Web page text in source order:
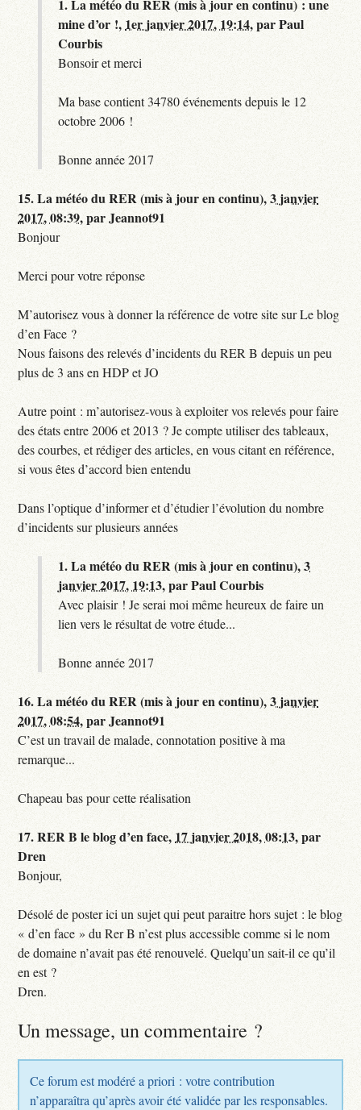
1.La météo du RER (mis à jour en continu) : une
mine d’or !, 1er janvier 2017, 19:14,parPaul
Courbis
Bonsoir et merci
Ma base contient 34780 événements depuis le 12
octobre 2006 !
Bonne année 2017
15.La météo du RER (mis à jour en continu),3 janvier
2017, 08:39,parJeannot91
Bonjour
Merci pour votre réponse
M’autorisez vous à donner la référence de votre site sur Le blog
d’en Face ?
Nous faisons des relevés d’incidents du RER B depuis un peu
plus de 3 ans en HDP et JO
Autre point : m’autorisez-vous à exploiter vos relevés pour faire
des états entre 2006 et 2013 ? Je compte utiliser des tableaux,
des courbes, et rédiger des articles, en vous citant en référence,
si vous êtes d’accord bien entendu
Dans l’optique d’informer et d’étudier l’évolution du nombre
d’incidents sur plusieurs années
1.La météo du RER (mis à jour en continu),3
janvier 2017, 19:13,parPaul Courbis
Avec plaisir ! Je serai moi même heureux de faire un
lien vers le résultat de votre étude...
Bonne année 2017
16.La météo du RER (mis à jour en continu),3 janvier
2017, 08:54,parJeannot91
C’est un travail de malade, connotation positive à ma
remarque...
Chapeau bas pour cette réalisation
17.RER B le blog d’en face, 17 janvier 2018, 08:13,par
Dren
Bonjour,
Désolé de poster ici un sujet qui peut paraitre hors sujet : le blog
« d’en face » du Rer B n’est plus accessible comme si le nom
de domaine n’avait pas été renouvelé. Quelqu’un sait-il ce qu’il
en est ?
Dren.
Un message, un commentaire ?
Ce forum est modéré a priori : votre contribution
n’apparaîtra qu’après avoir été validée par les responsables.